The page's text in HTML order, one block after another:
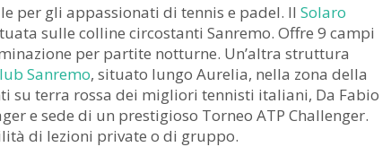
per gli appassionati di tennis e padel. Il Solaro
sulle colline circostanti Sanremo. Offre 9 campi
per partite notturne. Un’altra struttura
Sanremo, situato lungo Aurelia, nella zona della
su terra rossa dei migliori tennisti italiani, Da Fabio
e sede di un prestigioso Torneo ATP Challenger.
di lezioni private o di gruppo.